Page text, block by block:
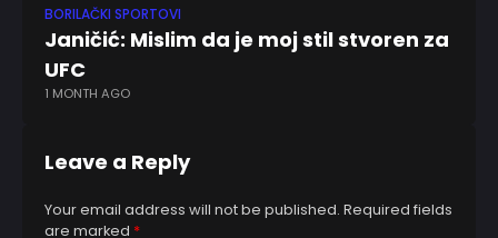
BORILAČKI SPORTOVI
Janičić: Mislim da je moj stil stvoren za
UFC
1 MONTH AGO
Leave a Reply
Your email address will not be published. Required fields
are marked *